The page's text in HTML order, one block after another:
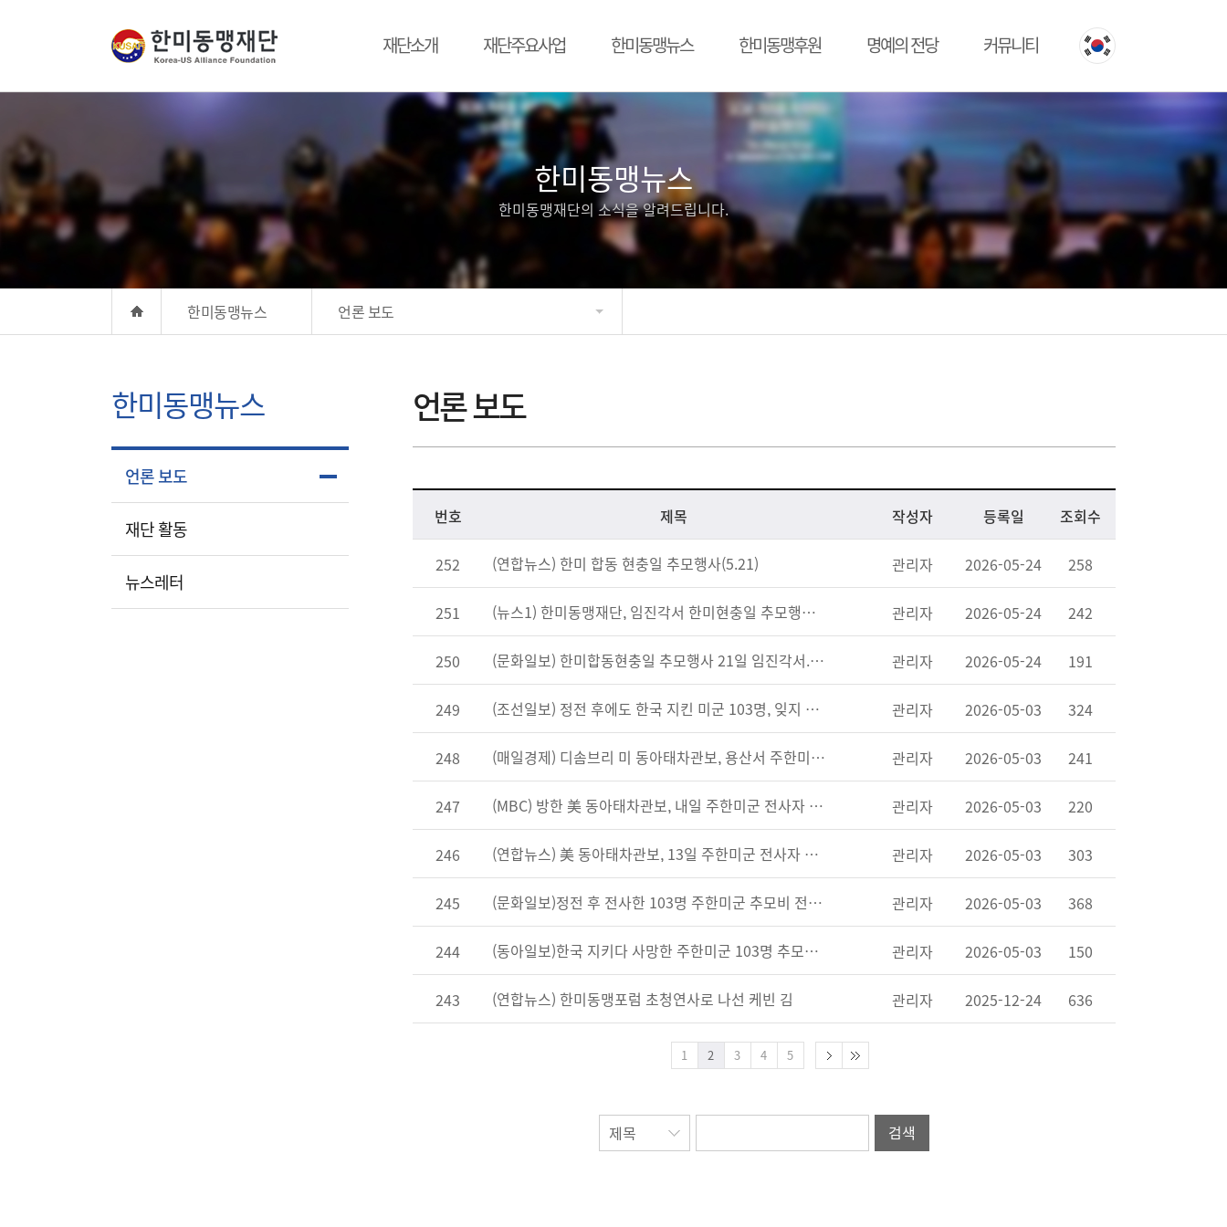
재단소개 재단주요사업 한미동맹뉴스 한미동맹후원 명예의 전당 커뮤니티
한미동맹뉴스
한미동맹재단의 소식을 알려드립니다.
한미동맹뉴스 언론 보도
한미동맹뉴스
언론 보도
재단 활동
뉴스레터
언론 보도
번호 제목 작성자 등록일 조회수
252 (연합뉴스) 한미 합동 현충일 추모행사(5.21) 관리자 2026-05-24 258
251 (뉴스1) 한미동맹재단, 임진각서 한미현충일 추모행사 개최(5.20) 관리자 2026-05-24 242
250 (문화일보) 한미합동현충일 추모행사 21일 임진각서...(5.20) 관리자 2026-05-24 191
249 (조선일보) 정전 후에도 한국 지킨 미군 103명, 잊지 않겠습니다(3.16) 관리자 2026-05-03 324
248 (매일경제) 디솜브리 미 동아태차관보, 용산서 주한미군 전사자 추모비에 헌화(3.13) 관리자 2026-05-03 241
247 (MBC) 방한 美 동아태차관보, 내일 주한미군 전사자 추모비 참배 관리자 2026-05-03 220
246 (연합뉴스) 美 동아태차관보, 13일 주한미군 전사자 추모비 헌화 관리자 2026-05-03 303
245 (문화일보)정전 후 전사한 103명 주한미군 추모비 전쟁기념관 내 준공 관리자 2026-05-03 368
244 (동아일보)한국 지키다 사망한 주한미군 103명 추모비, 용산 전쟁기념관에 건립 관리자 2026-05-03 150
243 (연합뉴스) 한미동맹포럼 초청연사로 나선 케빈 김 관리자 2025-12-24 636
1 2 3 4 5
검색